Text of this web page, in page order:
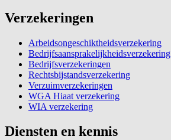
Verzekeringen
Arbeidsongeschiktheidsverzekering
Bedrijfsaansprakelijkheidsverzekering
Bedrijfsverzekeringen
Rechtsbijstandsverzekering
Verzuimverzekeringen
WGA Hiaat verzekering
WIA verzekering
Diensten en kennis